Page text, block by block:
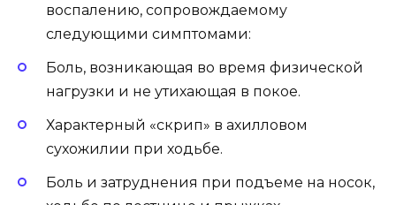
воспалению, сопровождаемому
следующими симптомами:
Боль, возникающая во время физической
нагрузки и не утихающая в покое.
Характерный «скрип» в ахилловом
сухожилии при ходьбе.
Боль и затруднения при подъеме на носок,